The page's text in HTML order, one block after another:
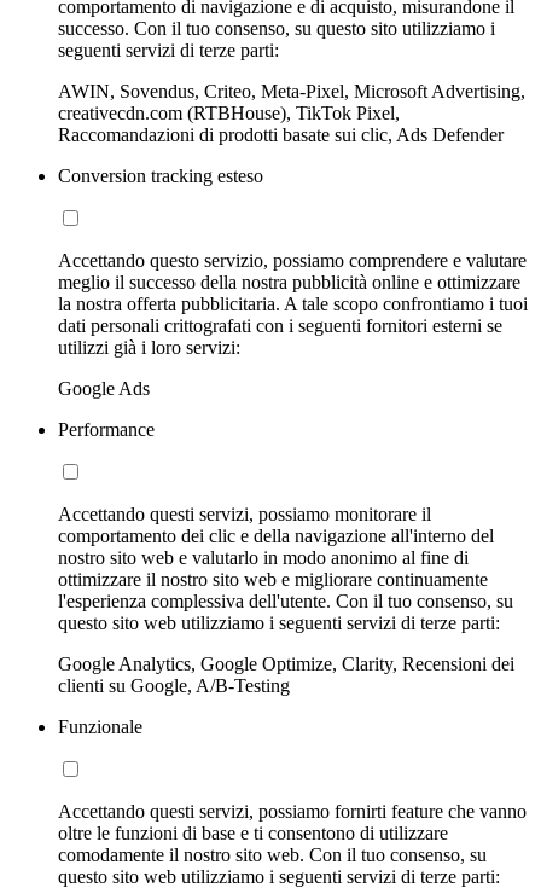
comportamento di navigazione e di acquisto, misurandone il
successo. Con il tuo consenso, su questo sito utilizziamo i
seguenti servizi di terze parti:
AWIN, Sovendus, Criteo, Meta-Pixel, Microsoft Advertising,
creativecdn.com (RTBHouse), TikTok Pixel,
Raccomandazioni di prodotti basate sui clic, Ads Defender
Conversion tracking esteso
Accettando questo servizio, possiamo comprendere e valutare
meglio il successo della nostra pubblicità online e ottimizzare
la nostra offerta pubblicitaria. A tale scopo confrontiamo i tuoi
dati personali crittografati con i seguenti fornitori esterni se
utilizzi già i loro servizi:
Google Ads
Performance
Accettando questi servizi, possiamo monitorare il
comportamento dei clic e della navigazione all'interno del
nostro sito web e valutarlo in modo anonimo al fine di
ottimizzare il nostro sito web e migliorare continuamente
l'esperienza complessiva dell'utente. Con il tuo consenso, su
questo sito web utilizziamo i seguenti servizi di terze parti:
Google Analytics, Google Optimize, Clarity, Recensioni dei
clienti su Google, A/B-Testing
Funzionale
Accettando questi servizi, possiamo fornirti feature che vanno
oltre le funzioni di base e ti consentono di utilizzare
comodamente il nostro sito web. Con il tuo consenso, su
questo sito web utilizziamo i seguenti servizi di terze parti: